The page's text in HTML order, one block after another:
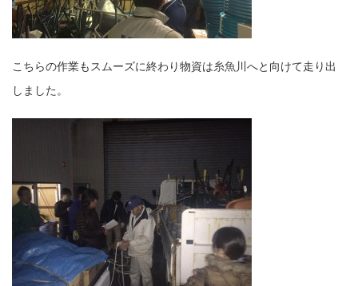
こちらの作業もスムーズに終わり物資は糸魚川へと向けて走り出
しました。